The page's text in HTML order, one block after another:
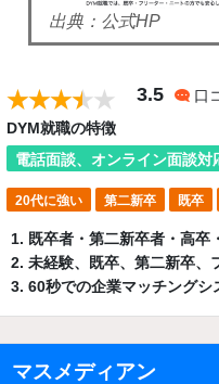
出典：公式HP
3.5 口
DYM就職の特徴
電話面談、オンライン面談対
20代に強い 第二新卒 既卒
既卒者・第二新卒者・高卒
未経験、既卒、第二新卒、
60秒での企業マッチングシ
マスメディアン